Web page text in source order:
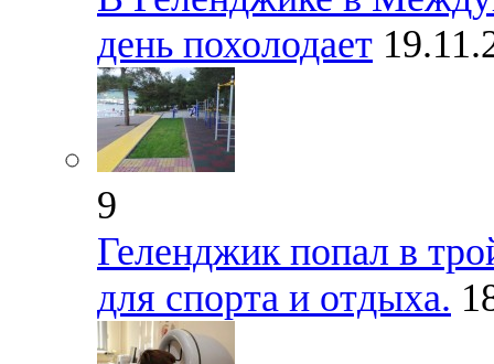
день похолодает
9
Геленджик попал в
для спорта и отдыха.